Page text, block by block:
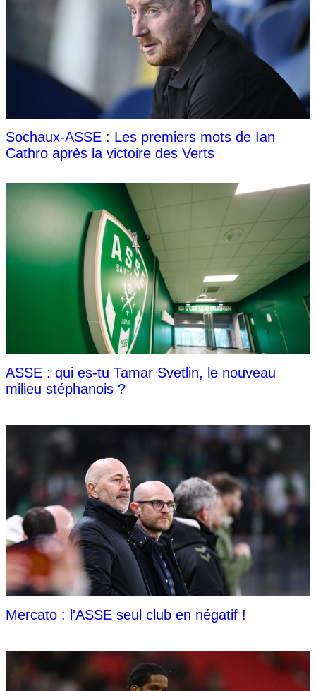
Sochaux-ASSE : Les premiers mots de Ian
Cathro après la victoire des Verts
ASSE : qui es-tu Tamar Svetlin, le nouveau
milieu stéphanois ?
Mercato : l'ASSE seul club en négatif !